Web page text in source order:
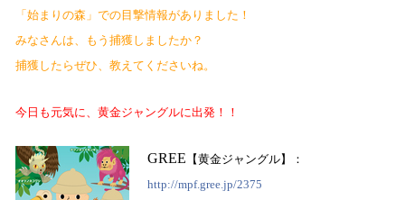
「始まりの森」 での目撃情報がありました！
みなさんは、もう捕獲しましたか？
捕獲したらぜひ、教えてくださいね。
今日も元気に、黄金ジャングルに出発！！
GREE 【黄金ジャングル】：
http://mpf.gree.jp/2375